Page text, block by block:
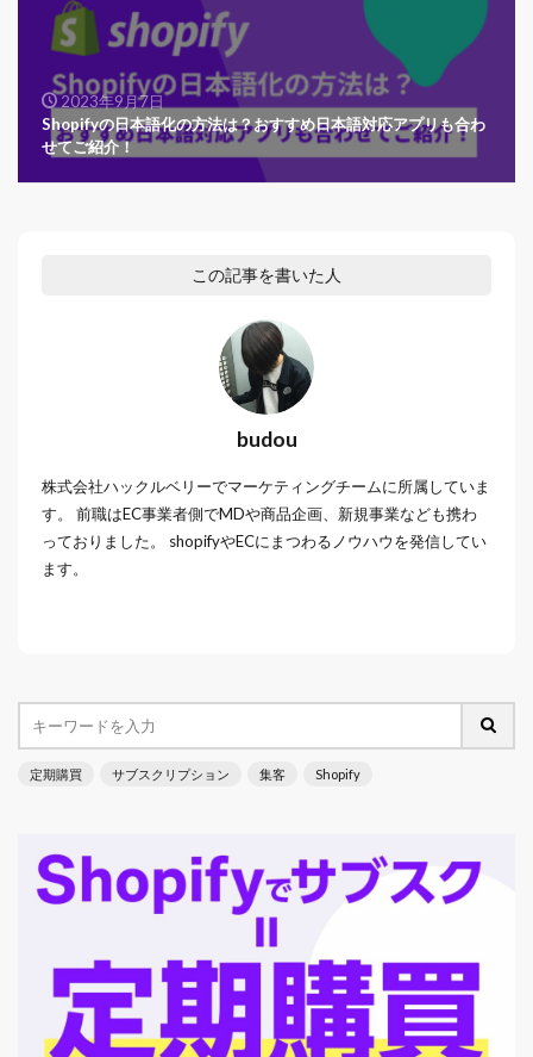
2023年9月7日
Shopifyの日本語化の方法は？おすすめ日本語対応アプリも合わ
せてご紹介！
この記事を書いた人
budou
株式会社ハックルベリーでマーケティングチームに所属していま
す。 前職はEC事業者側でMDや商品企画、新規事業なども携わ
っておりました。 shopifyやECにまつわるノウハウを発信してい
ます。
定期購買 サブスクリプション 集客 Shopify